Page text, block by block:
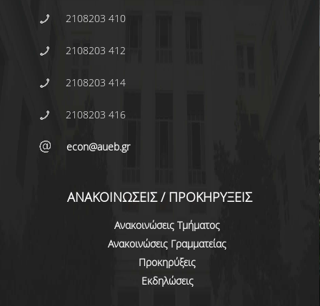
ΕΚΘΕΣΕΙΣ ΕΞΩΤΕΡΙΚΗΣ ΑΞΙΟΛΟΓΗΣΗΣ
MΟ.ΔΙ.Π.
ΕΡΕΥΝΑ
ΕΚΠΑΙΔΕΥΤΙΚΑ ΕΡΓΑΣΤΗΡΙΑ
ΠΟΛΙΤΙΚΗΣ
ΕΡΓΑΣΤΗΡΙΟ ΟΙΚΟΝΟΜΕΤΡΙΑΣ
ΕΡΓΑΣΤΗΡΙΟ ΟΙΚΟΝΟΜΙΚΗΣ ΑΝΑΠΤΥΞΗΣ ΚΑΙ
2108203 410
2108203 412
2108203 414
2108203 416
econ@aueb.gr
ΑΝΑΚΟΙΝΩΣΕΙΣ / ΠΡΟΚΗΡΥΞΕΙΣ
Ανακοινώσεις Τμήματος
Ανακοινώσεις Γραμματείας
Προκηρύξεις
Εκδηλώσεις